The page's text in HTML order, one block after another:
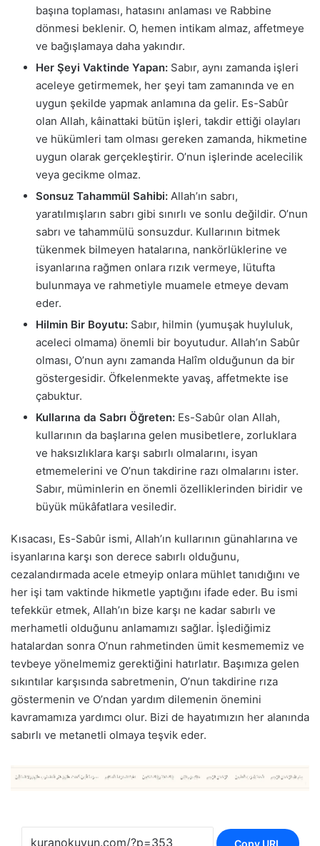
başına toplaması, hatasını anlaması ve Rabbine
dönmesi beklenir. O, hemen intikam almaz, affetmeye
ve bağışlamaya daha yakındır.
Her Şeyi Vaktinde Yapan: Sabır, aynı zamanda işleri
aceleye getirmemek, her şeyi tam zamanında ve en
uygun şekilde yapmak anlamına da gelir. Es-Sabûr
olan Allah, kâinattaki bütün işleri, takdir ettiği olayları
ve hükümleri tam olması gereken zamanda, hikmetine
uygun olarak gerçekleştirir. O’nun işlerinde acelecilik
veya gecikme olmaz.
Sonsuz Tahammül Sahibi: Allah’ın sabrı,
yaratılmışların sabrı gibi sınırlı ve sonlu değildir. O’nun
sabrı ve tahammülü sonsuzdur. Kullarının bitmek
tükenmek bilmeyen hatalarına, nankörlüklerine ve
isyanlarına rağmen onlara rızık vermeye, lütufta
bulunmaya ve rahmetiyle muamele etmeye devam
eder.
Hilmin Bir Boyutu: Sabır, hilmin (yumuşak huyluluk,
aceleci olmama) önemli bir boyutudur. Allah’ın Sabûr
olması, O’nun aynı zamanda Halîm olduğunun da bir
göstergesidir. Öfkelenmekte yavaş, affetmekte ise
çabuktur.
Kullarına da Sabrı Öğreten: Es-Sabûr olan Allah,
kullarının da başlarına gelen musibetlere, zorluklara
ve haksızlıklara karşı sabırlı olmalarını, isyan
etmemelerini ve O’nun takdirine razı olmalarını ister.
Sabır, müminlerin en önemli özelliklerinden biridir ve
büyük mükâfatlara vesiledir.
Kısacası, Es-Sabûr ismi, Allah’ın kullarının günahlarına ve
isyanlarına karşı son derece sabırlı olduğunu,
cezalandırmada acele etmeyip onlara mühlet tanıdığını ve
her işi tam vaktinde hikmetle yaptığını ifade eder. Bu ismi
tefekkür etmek, Allah’ın bize karşı ne kadar sabırlı ve
merhametli olduğunu anlamamızı sağlar. İşlediğimiz
hatalardan sonra O’nun rahmetinden ümit kesmememiz ve
tevbeye yönelmemiz gerektiğini hatırlatır. Başımıza gelen
sıkıntılar karşısında sabretmenin, O’nun takdirine rıza
göstermenin ve O’ndan yardım dilemenin önemini
kavramamıza yardımcı olur. Bizi de hayatımızın her alanında
sabırlı ve metanetli olmaya teşvik eder.